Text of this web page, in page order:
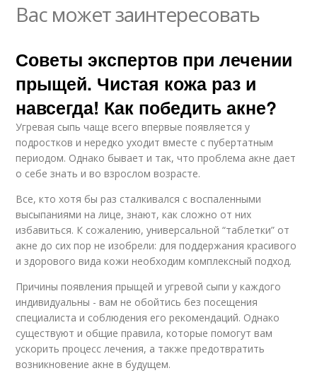
Вас может заинтересовать
Советы экспертов при лечении
прыщей. Чистая кожа раз и
навсегда! Как победить акне?
Угревая сыпь чаще всего впервые появляется у
подростков и нередко уходит вместе с пубертатным
периодом. Однако бывает и так, что проблема акне дает
о себе знать и во взрослом возрасте.
Все, кто хотя бы раз сталкивался с воспаленными
высыпаниями на лице, знают, как сложно от них
избавиться. К сожалению, универсальной “таблетки” от
акне до сих пор не изобрели: для поддержания красивого
и здорового вида кожи необходим комплексный подход.
Причины появления прыщей и угревой сыпи у каждого
индивидуальны - вам не обойтись без посещения
специалиста и соблюдения его рекомендаций. Однако
существуют и общие правила, которые помогут вам
ускорить процесс лечения, а также предотвратить
возникновение акне в будущем.